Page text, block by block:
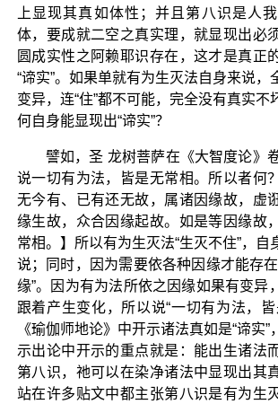
上显现其真如体性；并且第八识是人
体，要成就二空之真实理，就显现出必
圆成实性之阿赖耶识存在，这才是真正
“谛实”。如果单就有为生灭法自身来说，
变异，连“住”都不可能，完全没有真实不
何自身能显现出“谛实”？
譬如，圣 龙树菩萨在《大智度论》
说一切有为法，皆是无常相。所以者何
无今有、已有还无故，属诸因缘故，虚
缘生故，众合因缘起故。如是等因缘故
常相。】所以有为生灭法“生灭不住”，自
说；同时，因为需要依各种因缘才能存
缘”。因为有为法所依之因缘如果有变异
跟着产生变化，所以说“一切有为法，
《瑜伽师地论》中开示诸法真如是“谛实”
示出论中开示的重点就是：能出生诸法
第八识，祂可以在染净诸法中显现出其
站在许多贴文中都主张第八识是有为生